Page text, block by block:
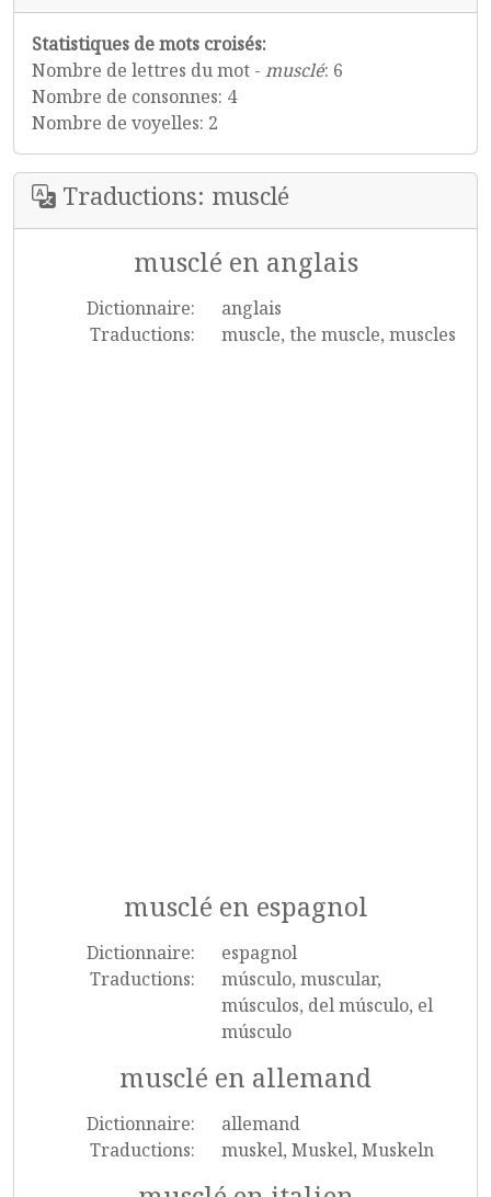
Statistiques de mots croisés:
Nombre de lettres du mot - musclé: 6
Nombre de consonnes: 4
Nombre de voyelles: 2
Traductions: musclé
musclé en anglais
Dictionnaire:
anglais
Traductions:
muscle, the muscle, muscles
musclé en espagnol
Dictionnaire:
espagnol
Traductions:
músculo, muscular,
músculos, del músculo, el
músculo
musclé en allemand
Dictionnaire:
allemand
Traductions:
muskel, Muskel, Muskeln